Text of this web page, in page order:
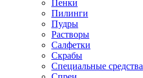
Пенки
Пилинги
Пудры
Растворы
Салфетки
Скрабы
Специальные средства